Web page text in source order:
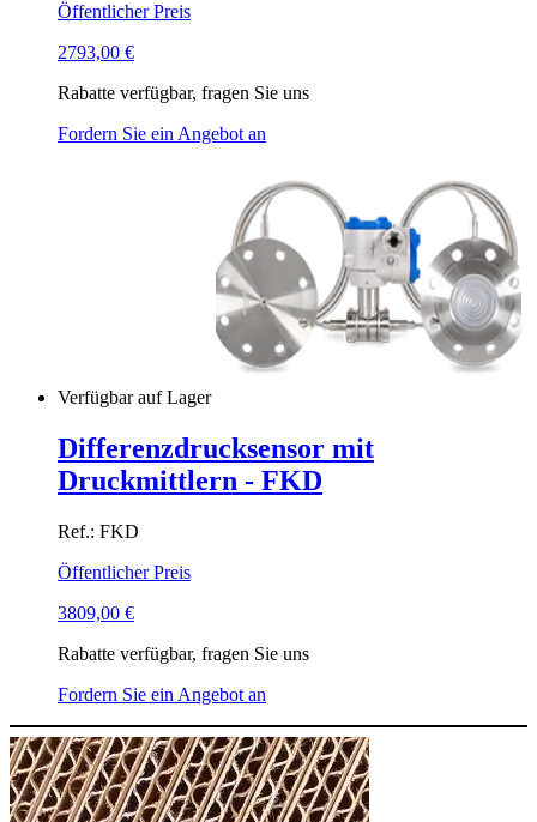
Öffentlicher Preis
2793,00 €
Rabatte verfügbar, fragen Sie uns
Fordern Sie ein Angebot an
Verfügbar auf Lager
Differenzdrucksensor mit
Druckmittlern - FKD
Ref.: FKD
Öffentlicher Preis
3809,00 €
Rabatte verfügbar, fragen Sie uns
Fordern Sie ein Angebot an